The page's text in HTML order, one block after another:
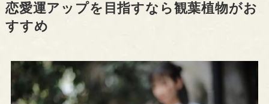
恋愛運アップを目指すなら観葉植物がお
すすめ